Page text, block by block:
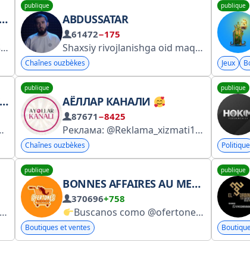
publique
ABDUSSATAR
61472−175
Shaxsiy rivojlanishga oid maqsadli kanal
Chaînes ouzbèkes
publique
Jeux
Har daqiqada — yangi
publique
АЁЛЛАР КАНАЛИ
87671−8425
Реклама: @Reklama_xizmati1234
Chaînes ouzbèkes
publique
Politique
publique
BONNES AFFAIRES AU MEXIQUE
370696+758
Buscanos como @ofertonesmexico en telegram Página dedicada a publicar las mejores promociones y ofertas de las diferentes tiendas de México. Redes: https://ofertonesmexico.com.mx/
Boutiques et ventes
publique